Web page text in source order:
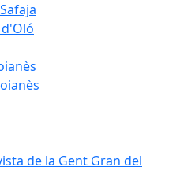
de la Gent Gran del